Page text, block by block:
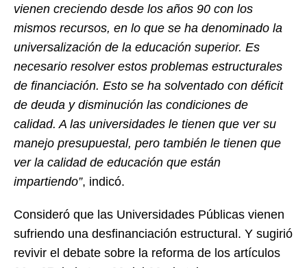
vienen creciendo desde los años 90 con los
mismos recursos, en lo que se ha denominado la
universalización de la educación superior. Es
necesario resolver estos problemas estructurales
de financiación. Esto se ha solventado con déficit
de deuda y disminución las condiciones de
calidad. A las universidades le tienen que ver su
manejo presupuestal, pero también le tienen que
ver la calidad de educación que están
impartiendo”, indicó.
Consideró que las Universidades Públicas vienen
sufriendo una desfinanciación estructural. Y sugirió
revivir el debate sobre la reforma de los artículos